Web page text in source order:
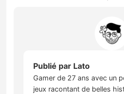
Publié par Lato
Gamer de 27 ans avec un
jeux racontant de belles